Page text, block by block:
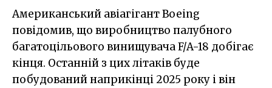
Американський авіагігант Boeing
повідомив, що виробництво палубного
багатоцільового винищувача F/A-18 добігає
кінця. Останній з цих літаків буде
побудований наприкінці 2025 року і він